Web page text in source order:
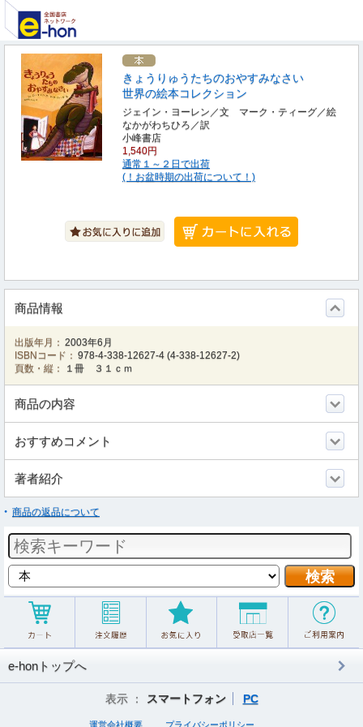
きょうりゅうたちのおやすみなさい
世界の絵本コレクション
ジェイン・ヨーレン／文 マーク・ティーグ／絵
なかがわちひろ／訳
小峰書店
1,540円
通常１～２日で出荷
(！お盆時期の出荷について！)
商品情報
出版年月： 2003年6月
ISBNコード： 978-4-338-12627-4 (4-338-12627-2)
頁数・縦：
１冊 ３１ｃｍ
商品の内容
おすすめコメント
著者紹介
商品の返品について
e-honトップへ
表示 ： スマートフォン PC
運営会社概要 プライバシーポリシー